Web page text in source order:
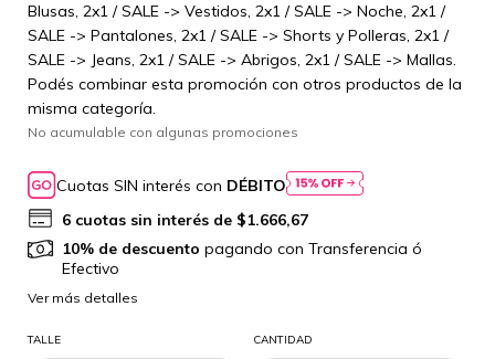
Blusas, 2x1 / SALE -> Vestidos, 2x1 / SALE -> Noche, 2x1 /
SALE -> Pantalones, 2x1 / SALE -> Shorts y Polleras, 2x1 /
SALE -> Jeans, 2x1 / SALE -> Abrigos, 2x1 / SALE -> Mallas.
Podés combinar esta promoción con otros productos de la
misma categoría.
No acumulable con algunas promociones
Cuotas SIN interés con DÉBITO
6 cuotas sin interés de $1.666,67
10% de descuento pagando con Transferencia ó
Efectivo
Ver más detalles
TALLE CANTIDAD